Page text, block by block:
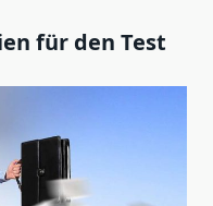
für den Test